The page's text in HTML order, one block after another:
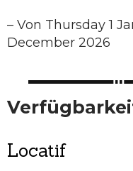
– Von Thursday 1
December 2026
Locatif